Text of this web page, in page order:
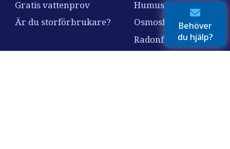
Gratis vattenprov
Är du storförbrukare?
Humusfilter
Osmosfilter
Radonfilter
Behöver
du hjälp?